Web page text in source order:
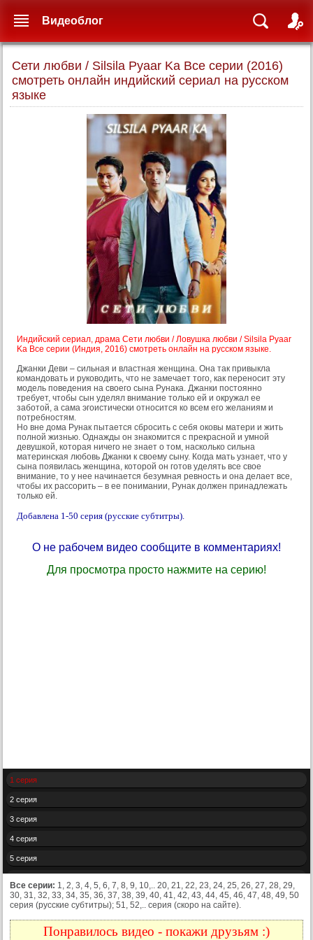
Сети любви / Silsila Pyaar Ka Все серии (2016)
смотреть онлайн индийский сериал на русском
языке
Индийский сериал, драма Сети любви / Ловушка любви / Silsila Pyaar
Ka Все серии (Индия, 2016) смотреть онлайн на русском языке.
Джанки Деви – сильная и властная женщина. Она так привыкла
командовать и руководить, что не замечает того, как переносит эту
модель поведения на своего сына Рунака. Джанки постоянно
требует, чтобы сын уделял внимание только ей и окружал ее
заботой, а сама эгоистически относится ко всем его желаниям и
потребностям.
Но вне дома Рунак пытается сбросить с себя оковы матери и жить
полной жизнью. Однажды он знакомится с прекрасной и умной
девушкой, которая ничего не знает о том, насколько сильна
материнская любовь Джанки к своему сыну. Когда мать узнает, что у
сына появилась женщина, которой он готов уделять все свое
внимание, то у нее начинается безумная ревность и она делает все,
чтобы их рассорить – в ее понимании, Рунак должен принадлежать
только ей.
Добавлена 1-50 серия (русские субтитры).
О не рабочем видео сообщите в комментариях!
Для просмотра просто нажмите на серию!
1 серия
2 серия
3 серия
4 серия
5 серия
7 серия
9 серия
Все серии: 1, 2, 3, 4, 5, 6, 7, 8, 9, 10,.. 20, 21, 22, 23, 24, 25, 26, 27, 28, 29,
30, 31, 32, 33, 34, 35, 36, 37, 38, 39, 40, 41, 42, 43, 44, 45, 46, 47, 48, 49, 50
серия (русские субтитры); 51, 52,.. серия (скоро на сайте).
Понравилось видео - покажи друзьям :)
Видеоблог